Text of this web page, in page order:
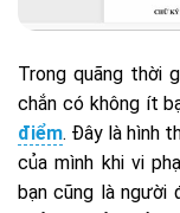
Trong quãng thời
chắn có không ít
điểm. Đây là hình
của mình khi vi
bạn cũng là người